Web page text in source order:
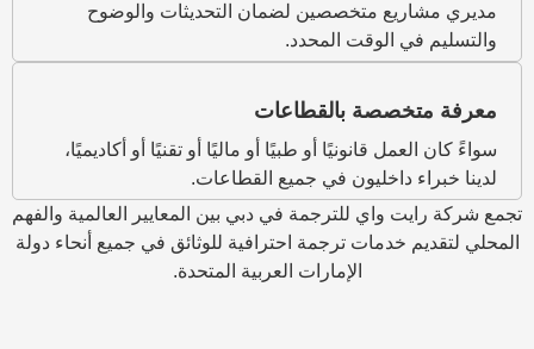
متخصصين لضمان التحديثات والوضوح
المحدد.
بالقطاعات
أو طبيًا أو ماليًا أو تقنيًا أو أكاديميًا،
في جميع القطاعات.
للترجمة في دبي بين المعايير العالمية والفهم
ترجمة احترافية للوثائق في جميع أنحاء دولة
الإمارات العربية المتحدة.